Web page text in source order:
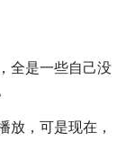
全是一些自己没
放，可是现在，